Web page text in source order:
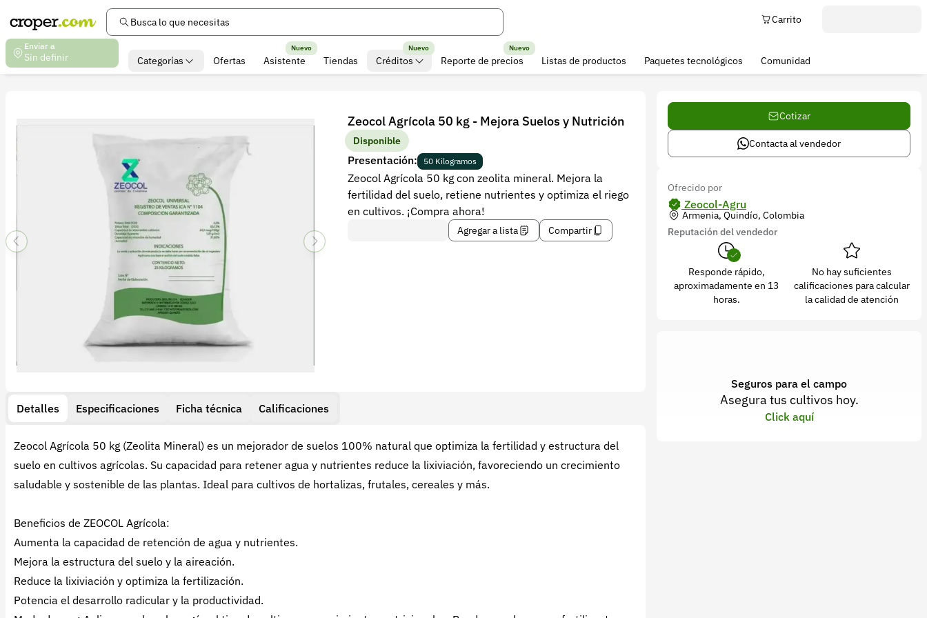
Busca lo que necesitas
Enviar a
Sin definir
Carrito
Categorías Ofertas Asistente
Nuevo
Tiendas Créditos
Nuevo
Reporte de precios
Nuevo
Listas de productos Paquetes tecnológicos Comunidad
Zeocol Agrícola 50 kg - Mejora Suelos y Nutrición
Disponible
Presentación: 50 Kilogramos
Zeocol Agrícola 50 kg con zeolita mineral. Mejora la
fertilidad del suelo, retiene nutrientes y optimiza el riego
en cultivos. ¡Compra ahora!
Agregar a lista Compartir
Detalles Especificaciones Ficha técnica Calificaciones
Zeocol Agrícola 50 kg (Zeolita Mineral) es un mejorador de suelos 100% natural que optimiza la fertilidad y estructura del
suelo en cultivos agrícolas. Su capacidad para retener agua y nutrientes reduce la lixiviación, favoreciendo un crecimiento
saludable y sostenible de las plantas. Ideal para cultivos de hortalizas, frutales, cereales y más.
Beneficios de ZEOCOL Agrícola:
Aumenta la capacidad de retención de agua y nutrientes.
Mejora la estructura del suelo y la aireación.
Reduce la lixiviación y optimiza la fertilización.
Potencia el desarrollo radicular y la productividad.
Cotizar
Contacta al vendedor
Ofrecido por
Zeocol-Agru
Armenia, Quindío, Colombia
Reputación del vendedor
Responde rápido,
aproximadamente en 13
horas.
No hay suficientes
calificaciones para calcular
la calidad de atención
Seguros para el campo
Asegura tus cultivos hoy.
Click aquí